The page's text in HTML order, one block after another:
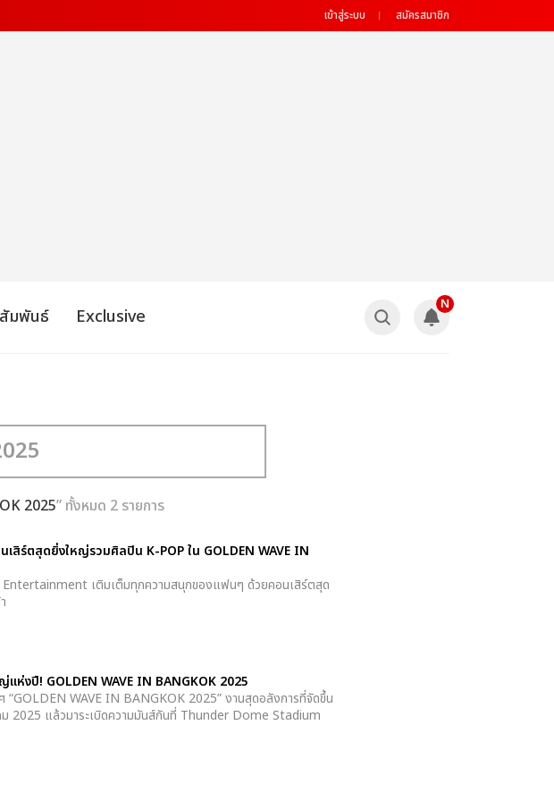
เข้าสู่ระบบ สมัครสมาชิก
สัมพันธ์ Exclusive
N
2025” ทั้งหมด 2 รายการ
สิร์ตสุดยิ่งใหญ่รวมศิลปิน K-POP ใน GOLDEN WAVE IN
เติมเต็มทุกความสนุกของแฟนๆ ด้วยคอนเสิร์ตสุด
ห่งปี! GOLDEN WAVE IN BANGKOK 2025
WAVE IN BANGKOK 2025” งานสุดอลังการที่จัดขึ้น
ม 2025 แล้วมาระเบิดความมันส์กันที่ Thunder Dome Stadium